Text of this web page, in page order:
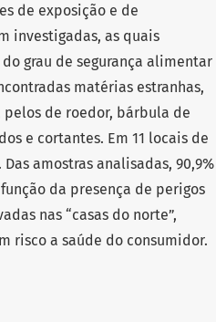
de exposição e de
investigadas, as quais
grau de segurança alimentar
matérias estranhas,
pelos de roedor, bárbula de
e cortantes. Em 11 locais de
amostras analisadas, 90,9%
da presença de perigos
nas “casas do norte”,
risco a saúde do consumidor.